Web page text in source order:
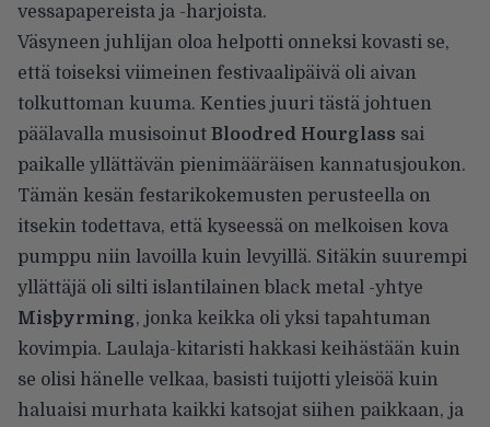
vessapapereista ja -harjoista.
Väsyneen juhlijan oloa helpotti onneksi kovasti se,
että toiseksi viimeinen festivaalipäivä oli aivan
tolkuttoman kuuma. Kenties juuri tästä johtuen
päälavalla musisoinut Bloodred Hourglass sai
paikalle yllättävän pienimääräisen kannatusjoukon.
Tämän kesän festarikokemusten perusteella on
itsekin todettava, että kyseessä on melkoisen kova
pumppu niin lavoilla kuin levyillä. Sitäkin suurempi
yllättäjä oli silti islantilainen black metal -yhtye
Misþyrming, jonka keikka oli yksi tapahtuman
kovimpia. Laulaja-kitaristi hakkasi keihästään kuin
se olisi hänelle velkaa, basisti tuijotti yleisöä kuin
haluaisi murhata kaikki katsojat siihen paikkaan, ja